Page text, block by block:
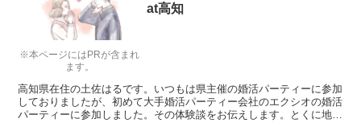
※本ページにはPRが含まれ
ます。
at高知
高知県在住の土佐はるです。いつもは県主催の婚活パーティーに参加
しておりましたが、初めて大手婚活パーティー会社のエクシオの婚活
パーティーに参加しました。その体験談をお伝えします。とくに地方